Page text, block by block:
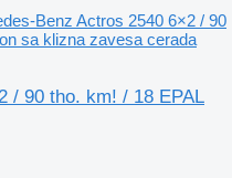
Benz Actros 2540 6×2 / 90
sa klizna zavesa cerada
/ 90 tho. km! / 18 EPAL